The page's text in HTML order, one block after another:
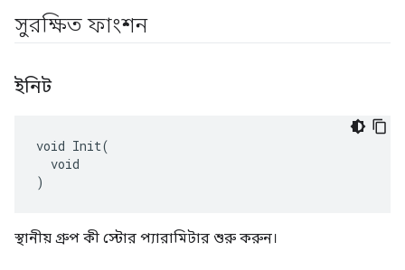
সুরক্ষিত ফাংশন
ইনিট
void Init(
  void
)
স্থানীয় গ্রুপ কী স্টোর প্যারামিটার শুরু করুন।